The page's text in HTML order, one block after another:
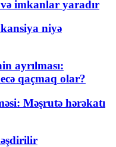
imkanlar yaradır
niyə
ayrılması:
qaçmaq olar?
Məşrutə hərəkatı